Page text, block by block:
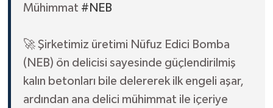
Mühimmat #NEB
🚀 Şirketimiz üretimi Nüfuz Edici Bomba
(NEB) ön delicisi sayesinde güçlendirilmiş
kalın betonları bile delererek ilk engeli aşar,
ardından ana delici mühimmat ile içeriye